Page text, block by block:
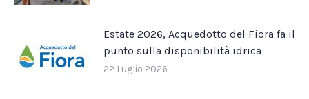
Estate 2026, Acquedotto del Fiora fa il
punto sulla disponibilità idrica
22 Luglio 2026